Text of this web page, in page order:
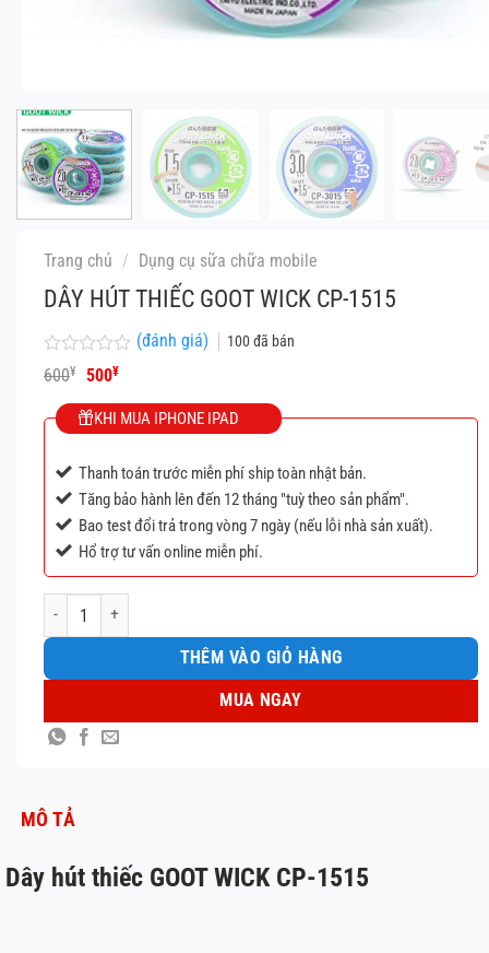
Trang chủ / Dụng cụ sữa chữa mobile
DÂY HÚT THIẾC GOOT WICK CP-1515
Được
xếp
hạng
0
(đánh giá) 100đã bán
600¥
Giá
là:
600¥.
500¥Giá
tại
là:
KHI MUA IPHONE IPAD
Thanh toán trước miễn phí ship toàn nhật bản.
Tăng bảo hành lên đến 12 tháng "tuỳ theo sản phẩm".
Bao test đổi trả trong vòng 7 ngày (nếu lỗi nhà sản xuất).
Hổ trợ tư vấn online miễn phí.
Dây hút thiếc GOOT WICK CP-1515 số lượng
THÊM VÀO GIỎ HÀNG
MUA NGAY
MÔ TẢ
Dây hút thiếc GOOT WICK CP-1515